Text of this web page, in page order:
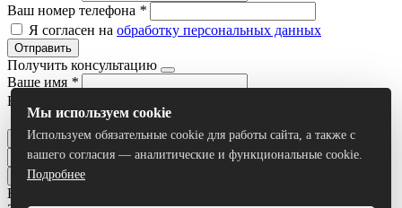
Ваш номер телефона *
Я согласен на обработку персональных данных
Отправить
Получить консультацию
Ваше имя *
Ваш номер телефона
Я согласен наобработку персональных данных
Отправить
Все результаты
Мы используем cookie
Используем обязательные cookie для работы сайта, а также с
вашего согласия — аналитические и функциональные cookie.
Подробнее